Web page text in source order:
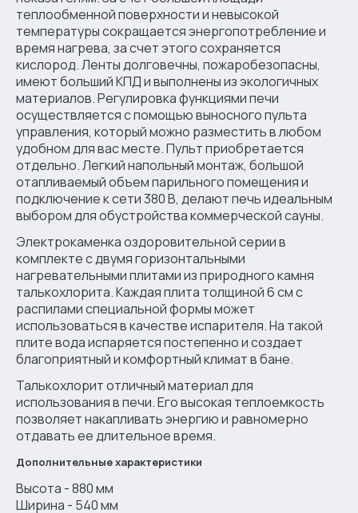
теплообменной поверхности и невысокой
температуры сокращается энергопотребление и
время нагрева, за счет этого сохраняется
кислород. Ленты долговечны, пожаробезопасны,
имеют больший КПД и выполнены из экологичных
материалов. Регулировка функциями печи
осуществляется с помощью выносного пульта
управления, который можно разместить в любом
удобном для вас месте. Пульт приобретается
отдельно. Легкий напольный монтаж, большой
отапливаемый объем парильного помещения и
подключение к сети 380 В, делают печь идеальным
выбором для обустройства коммерческой сауны.
Электрокаменка оздоровительной серии в
комплекте с двумя горизонтальными
нагревательными плитами из природного камня
талькохлорита. Каждая плита толщиной 6 см с
распилами специальной формы может
использоваться в качестве испарителя. На такой
плите вода испаряется постепенно и создает
благоприятный и комфортный климат в бане.
Талькохлорит отличный материал для
использования в печи. Его высокая теплоемкость
позволяет накапливать энергию и равномерно
отдавать ее длительное время.
Дополнительные характеристики
Высота - 880 мм
Ширина - 540 мм